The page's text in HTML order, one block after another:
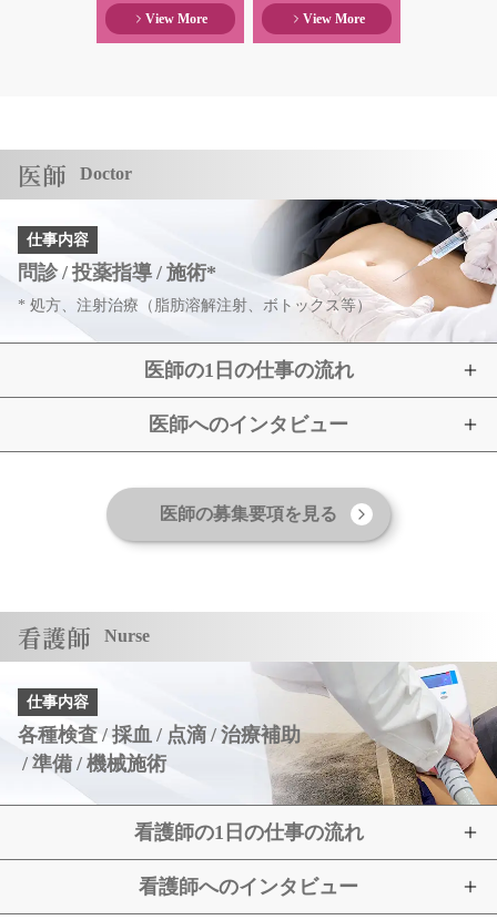
View More View More
医師 Doctor
仕事内容
問診 投薬指導 施術*
* 処方、注射治療（脂肪溶解注射、ボトックス等）
医師の1日の仕事の流れ
医師へのインタビュー
医師の募集要項を見る
看護師 Nurse
仕事内容
各種検査 採血 点滴
治療補助
準備
機械施術
看護師の1日の仕事の流れ
看護師へのインタビュー